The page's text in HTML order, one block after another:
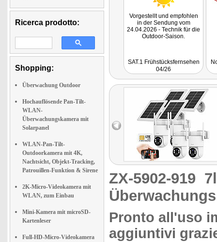
Ricerca prodotto:
Shopping:
Überwachung Outdoor
Hochauflösende Pan-Tilt-
WLAN-
Überwachungskamera mit
Solarpanel
WLAN-Pan-Tilt-
Outdoorkamera mit 4K,
Nachtsicht, Objekt-Tracking,
Patrouillen-Funktion & Sirene
2K-Micro-Videokamera mit
WLAN, zum Einbau
Mini-Kamera mit microSD-
Kartenleser
Full-HD-Micro-Videokamera
Vorgestellt und empfohlen
in der Sendung vom
24.04.2026 - Technik für die
Outdoor-Saison.
SAT.1 Frühstücksfernsehen
04/26
ZX-5902-919
Pronto all'uso
aggiuntivi